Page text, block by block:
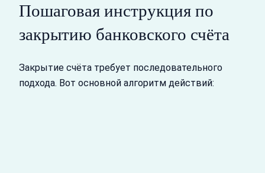
Пошаговая инструкция по
закрытию банковского счёта
Закрытие счёта требует последовательного
подхода. Вот основной алгоритм действий: